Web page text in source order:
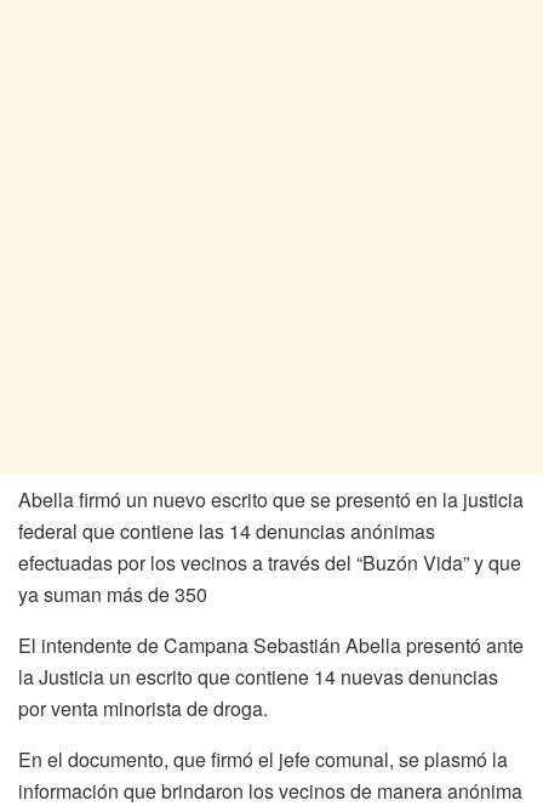
Abella firmó un nuevo escrito que se presentó en la justicia
federal que contiene las 14 denuncias anónimas
efectuadas por los vecinos a través del “Buzón Vida” y que
ya suman más de 350
El intendente de Campana Sebastián Abella presentó ante
la Justicia un escrito que contiene 14 nuevas denuncias
por venta minorista de droga.
En el documento, que firmó el jefe comunal, se plasmó la
información que brindaron los vecinos de manera anónima